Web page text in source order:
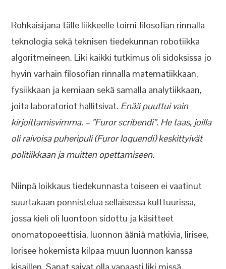
Rohkaisijana tälle liikkeelle toimi filosofian rinnalla
teknologia sekä teknisen tiedekunnan robotiikka
algoritmeineen. Liki kaikki tutkimus oli sidoksissa jo
hyvin varhain filosofian rinnalla matematiikkaan,
fysiikkaan ja kemiaan sekä samalla analytiikkaan,
joita laboratoriot hallitsivat. Enää puuttui vain
kirjoittamisvimma. – ”Furor scribendi”. He taas, joilla
oli raivoisa puheripuli (Furor loquendi) keskittyivät
politiikkaan ja muitten opettamiseen.
Niinpä loikkaus tiedekunnasta toiseen ei vaatinut
suurtakaan ponnistelua sellaisessa kulttuurissa,
jossa kieli oli luontoon sidottu ja käsitteet
onomatopoeettisia, luonnon ääniä matkivia, lirisee,
lorisee hokemista kilpaa muun luonnon kanssa